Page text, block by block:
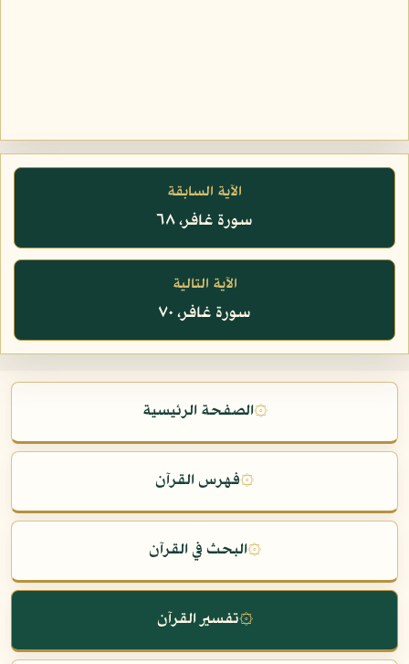
الآية السابقة
سورة غافر، ٦٨
الآية التالية
سورة غافر، ٧٠
۞الصفحة الرئيسية
۞فهرس القرآن
۞البحث في القرآن
۞تفسير القرآن